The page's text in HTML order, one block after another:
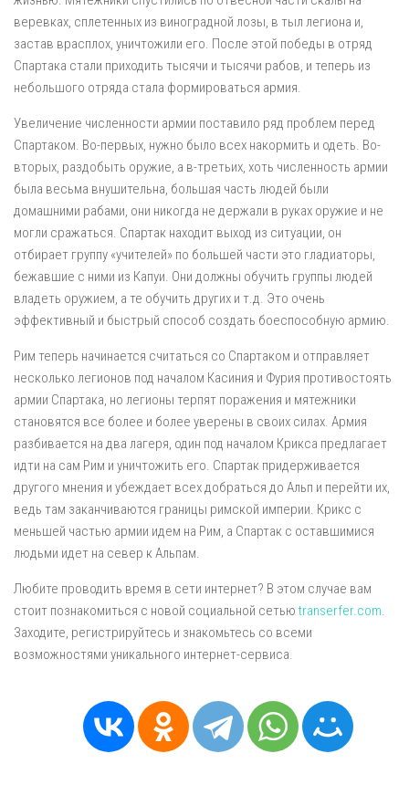
веревках, сплетенных из виноградной лозы, в тыл легиона и,
застав врасплох, уничтожили его. После этой победы в отряд
Спартака стали приходить тысячи и тысячи рабов, и теперь из
небольшого отряда стала формироваться армия.
Увеличение численности армии поставило ряд проблем перед
Спартаком. Во-первых, нужно было всех накормить и одеть. Во-
вторых, раздобыть оружие, а в-третьих, хоть численность армии
была весьма внушительна, большая часть людей были
домашними рабами, они никогда не держали в руках оружие и не
могли сражаться. Спартак находит выход из ситуации, он
отбирает группу «учителей» по большей части это гладиаторы,
бежавшие с ними из Капуи. Они должны обучить группы людей
владеть оружием, а те обучить других и т.д. Это очень
эффективный и быстрый способ создать боеспособную армию.
Рим теперь начинается считаться со Спартаком и отправляет
несколько легионов под началом Касиния и Фурия противостоять
армии Спартака, но легионы терпят поражения и мятежники
становятся все более и более уверены в своих силах. Армия
разбивается на два лагеря, один под началом Крикса предлагает
идти на сам Рим и уничтожить его. Спартак придерживается
другого мнения и убеждает всех добраться до Альп и перейти их,
ведь там заканчиваются границы римской империи. Крикс с
меньшей частью армии идем на Рим, а Спартак с оставшимися
людьми идет на север к Альпам.
Любите проводить время в сети интернет? В этом случае вам
стоит познакомиться с новой социальной сетью transerfer.com.
Заходите, регистрируйтесь и знакомьтесь со всеми
возможностями уникального интернет-сервиса.